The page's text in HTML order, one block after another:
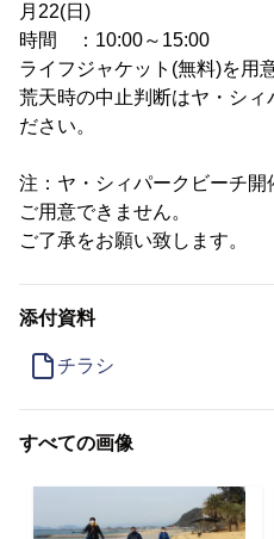
月22(日)
時間 ：10:00～15:00
ライフジャケット(無料)を用
荒天時の中止判断はヤ・シィ
ださい。
注：ヤ・シィパークビーチ
ご用意できません。
ご了承をお願い致します。
添付資料
チラシ
すべての画像